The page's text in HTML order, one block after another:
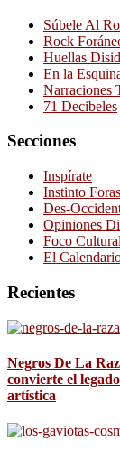
Súbele Al
Rock
Huellas
En la
Narraciones
71 Decibeles
Secciones
Inspírate
Instinto
Des-
Opiniones
Foco Cultural
El
Recientes
Negros De La
convierte el
artística